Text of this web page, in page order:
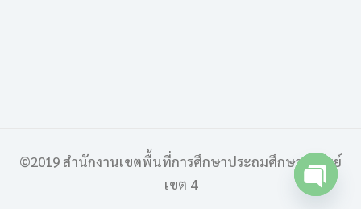
©2019 สำนักงานเขตพื้นที่การศึกษาประถมศึกษาบุรีรัมย์
เขต 4
Open